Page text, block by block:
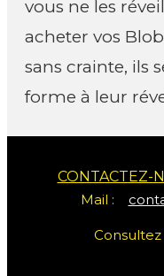
vous ne les
acheter vos
sans crainte, ils
forme à leur
CONTACTEZ-
Mail :
Consultez